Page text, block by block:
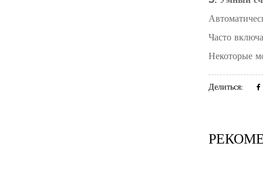
Часто
Некоторые
Делиться: